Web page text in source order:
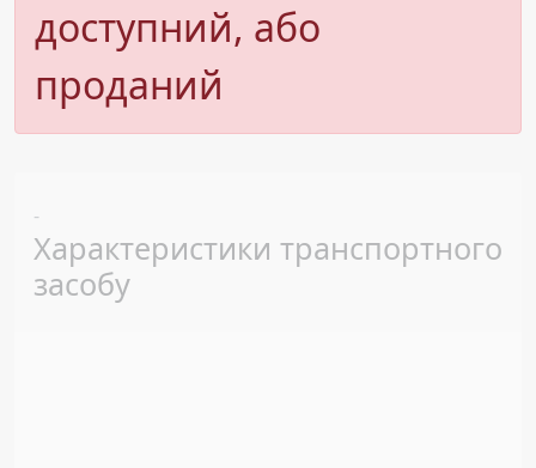
доступний, або
проданий
-
Характеристики транспортного
засобу